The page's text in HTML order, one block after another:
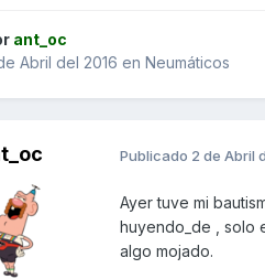
ant_oc
Abril del 2016 en Neumáticos
Publicado 2 de Abril
Ayer tuve mi
huyendo_de , solo
algo mojado.